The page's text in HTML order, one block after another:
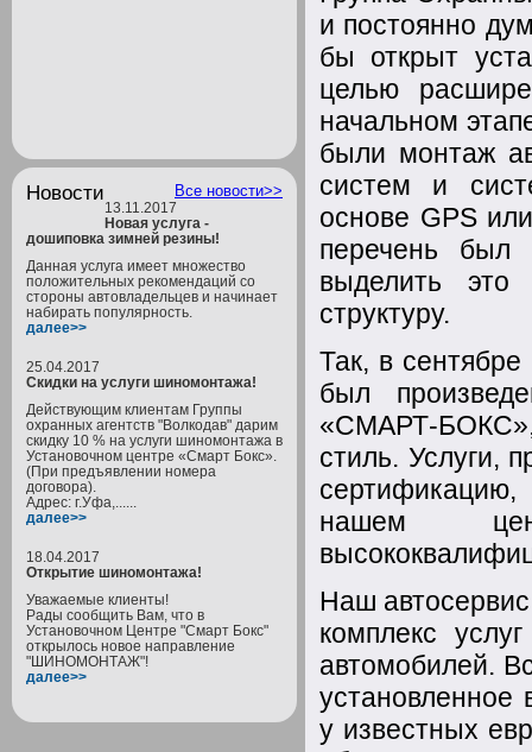
и постоянно
бы открыт
целью
начальном
были монтаж
систем и
основе GPS
перечень был
выделить это
структуру.
Так, в
был
«СМАРТ-БОКС»,
стиль. Услуги,
сертификацию,
нашем
Наш
комплекс
автомобилей.
у известных
Новости Все новости>>
13.11.2017
Новая услуга -
дошиповка зимней резины!
Данная услуга имеет множество
положительных рекомендаций со
стороны автовладельцев и начинает
набирать популярность.
далее>>
25.04.2017
Скидки на услуги шиномонтажа!
Действующим клиентам Группы
охранных агентств "Волкодав" дарим
скидку 10 % на услуги шиномонтажа в
Установочном центре «Смарт Бокс».
(При предъявлении номера
договора).
Адрес: г.Уфа,......
далее>>
18.04.2017
Открытие шиномонтажа!
Уважаемые клиенты!
Рады сообщить Вам, что в
Установочном Центре "Смарт Бокс"
открылось новое направление
"ШИНОМОНТАЖ"!
далее>>